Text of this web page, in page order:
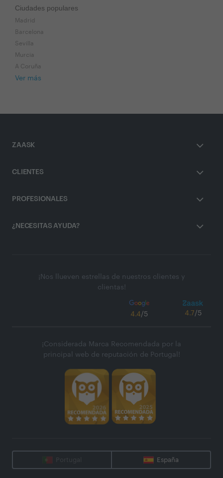
Ciudades populares
Madrid
Barcelona
Sevilla
Murcia
A Coruña
Ver más
ZAASK
CLIENTES
PROFESIONALES
¿NECESITAS AYUDA?
¡Nos llueven estrellas de nuestros clientes y
clientas!
4.4/5 4.7/5
¡Considerada Marca Recomendada por la
principal web de reputación de Portugal!
Portugal España